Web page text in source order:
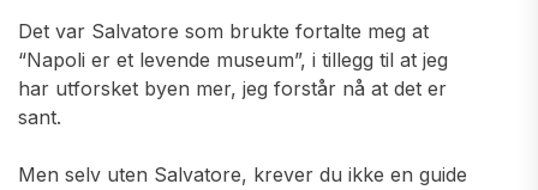
Det var Salvatore som brukte fortalte meg at
“Napoli er et levende museum”, i tillegg til at jeg
har utforsket byen mer, jeg forstår nå at det er
sant.
Men selv uten Salvatore, krever du ikke en guide